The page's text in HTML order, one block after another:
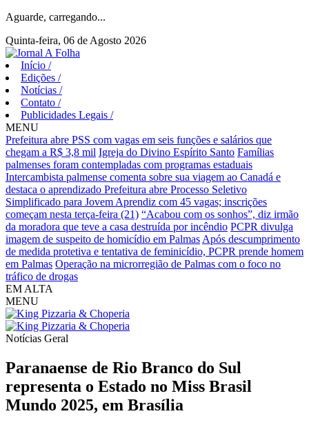
Aguarde, carregando...
Quinta-feira, 06 de Agosto 2026
Início /
Edições /
Notícias /
Contato /
Publicidades Legais /
MENU
Prefeitura abre PSS com vagas em seis funções e salários que
chegam a R$ 3,8 mil Igreja do Divino Espírito Santo Famílias
palmenses foram contempladas com programas estaduais
Intercambista palmense comenta sobre sua viagem ao Canadá e
destaca o aprendizado Prefeitura abre Processo Seletivo
Simplificado para Jovem Aprendiz com 45 vagas; inscrições
começam nesta terça-feira (21) “Acabou com os sonhos”, diz irmão
da moradora que teve a casa destruída por incêndio PCPR divulga
imagem de suspeito de homicídio em Palmas Após descumprimento
de medida protetiva e tentativa de feminicídio, PCPR prende homem
em Palmas Operação na microrregião de Palmas com o foco no
tráfico de drogas
EM ALTA
MENU
Notícias Geral
Paranaense de Rio Branco do Sul
representa o Estado no Miss Brasil
Mundo 2025, em Brasília